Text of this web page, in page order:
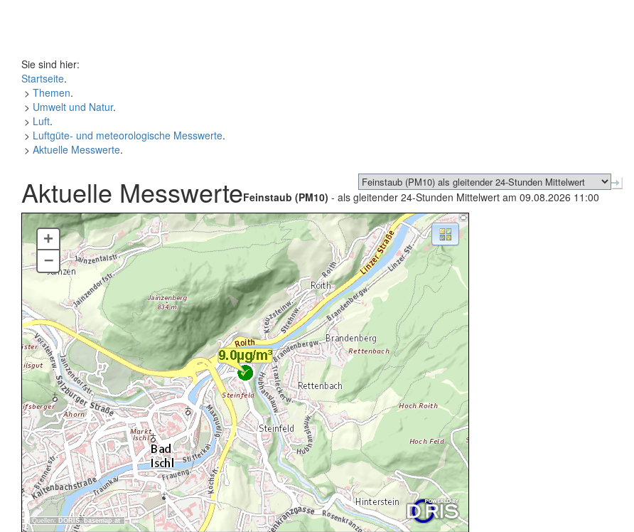
Sie sind hier:
Startseite.
> Themen.
> Umwelt und Natur.
> Luft.
> Luftgüte- und meteorologische Messwerte.
> Aktuelle Messwerte.
Aktuelle MesswerteFeinstaub (PM10) - als gleitender 24-Stunden Mittelwert am 09.08.2026 11:00
Quellen: DORIS, basemap.at
+
–